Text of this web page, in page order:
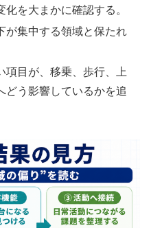
を大まかに確認する。
が集中する領域と保たれ
項目が、移乗、歩行、上
どう影響しているかを追